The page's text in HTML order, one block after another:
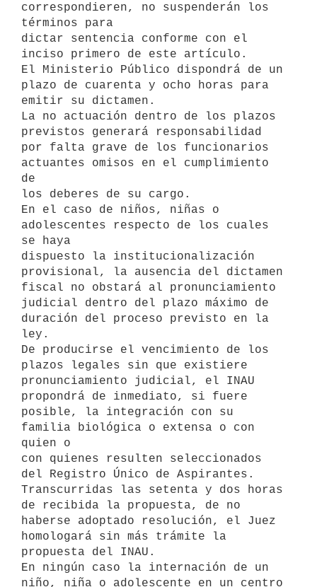
correspondieren, no suspenderán los
términos para
dictar sentencia conforme con el
inciso primero de este artículo.
El Ministerio Público dispondrá de un
plazo de cuarenta y ocho horas para
emitir su dictamen.
La no actuación dentro de los plazos
previstos generará responsabilidad
por falta grave de los funcionarios
actuantes omisos en el cumplimiento
de
los deberes de su cargo.
En el caso de niños, niñas o
adolescentes respecto de los cuales
se haya
dispuesto la institucionalización
provisional, la ausencia del dictamen
fiscal no obstará al pronunciamiento
judicial dentro del plazo máximo de
duración del proceso previsto en la
ley.
De producirse el vencimiento de los
plazos legales sin que existiere
pronunciamiento judicial, el INAU
propondrá de inmediato, si fuere
posible, la integración con su
familia biológica o extensa o con
quien o
con quienes resulten seleccionados
del Registro Único de Aspirantes.
Transcurridas las setenta y dos horas
de recibida la propuesta, de no
haberse adoptado resolución, el Juez
homologará sin más trámite la
propuesta del INAU.
En ningún caso la internación de un
niño, niña o adolescente en un centro